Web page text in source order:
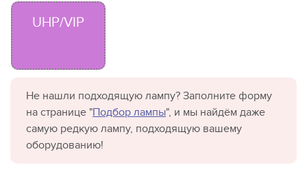
UHP/VIP
Не нашли подходящую лампу? Заполните форму
на странице "Подбор лампы", и мы найдём даже
самую редкую лампу, подходящую вашему
оборудованию!
Миниатюрные лампы
Светодиодные лампы
Специальные лампы для бытовых приборов
Медицинские лампы
Стоматологические лампы